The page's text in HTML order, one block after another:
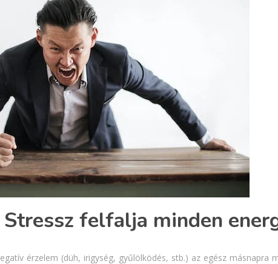
felfalja minden
érzelem (düh, irigység, gyűlölködés, stb.) az egész másnapra